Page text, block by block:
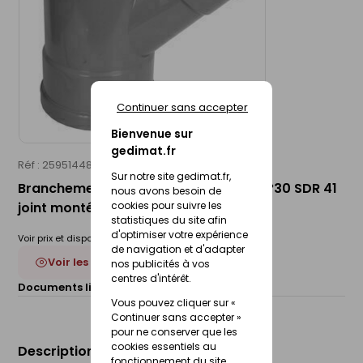
Bienvenue sur
gedimat.fr
Sur notre site gedimat.fr,
nous avons besoin de
cookies pour suivre les
statistiques du site afin
d'optimiser votre expérience
de navigation et d'adapter
nos publicités à vos
centres d'intérêt.
Vous pouvez cliquer sur «
Continuer sans accepter »
pour ne conserver que les
cookies essentiels au
Continuer sans accepter
Réf : 25951448
Branchement d'évacuation PVC FF 87°30 SDR 41
joint monté - D250x160
Voir prix et disponibilité en magasin
Voir les 13 déclinaisons
Documents liés :
Description du produit